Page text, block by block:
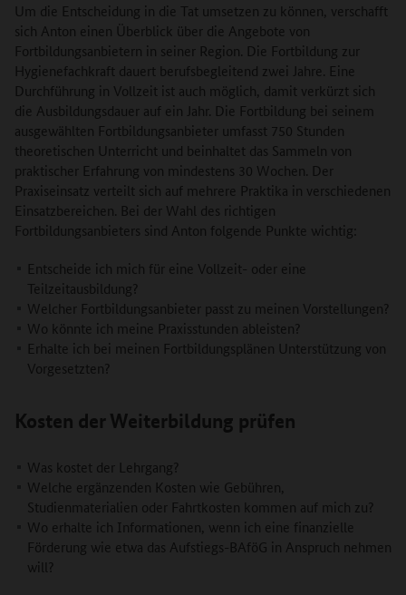
Um die Entscheidung in die Tat umsetzen zu können, verschafft
sich Anton einen Überblick über die Angebote von
Fortbildungsanbietern in seiner Region. Die Fortbildung zur
Hygienefachkraft dauert berufsbegleitend zwei Jahre. Eine
Durchführung in Vollzeit ist auch möglich, damit verkürzt sich
die Ausbildungsdauer auf ein Jahr. Die Fortbildung bei seinem
ausgewählten Fortbildungsanbieter umfasst 750 Stunden
theoretischen Unterricht und beinhaltet das Sammeln von
praktischer Erfahrung von mindestens 30 Wochen. Der
Praxiseinsatz verteilt sich auf mehrere Praktika in verschiedenen
Einsatzbereichen. Bei der Wahl des richtigen
Fortbildungsanbieters sind Anton folgende Punkte wichtig:
Entscheide ich mich für eine Vollzeit- oder eine
Teilzeitausbildung?
Welcher Fortbildungsanbieter passt zu meinen Vorstellungen?
Wo könnte ich meine Praxisstunden ableisten?
Erhalte ich bei meinen Fortbildungsplänen Unterstützung von
Vorgesetzten?
Kosten der Weiterbildung prüfen
Was kostet der Lehrgang?
Welche ergänzenden Kosten wie Gebühren,
Studienmaterialien oder Fahrtkosten kommen auf mich zu?
Wo erhalte ich Informationen, wenn ich eine finanzielle
Förderung wie etwa das Aufstiegs-BAföG in Anspruch nehmen
will?